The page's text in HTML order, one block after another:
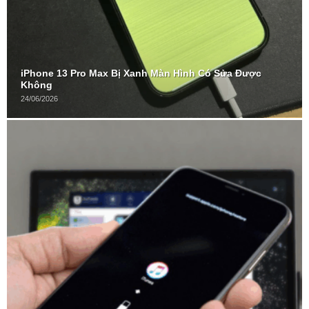
iPhone 13 Pro Max Bị Xanh Màn Hình Có Sửa Được
Không
24/06/2026